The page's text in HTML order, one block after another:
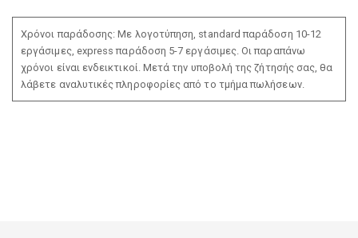
Χρόνοι παράδοσης: Με λογοτύπηση, standard παράδοση 10-12
εργάσιμες, express παράδοση 5-7 εργάσιμες. Οι παραπάνω
χρόνοι είναι ενδεικτικοί. Μετά την υποβολή της ζήτησής σας, θα
λάβετε αναλυτικές πληροφορίες από το τμήμα πωλήσεων.